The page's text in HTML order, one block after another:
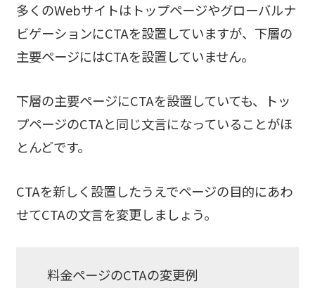
多くのWebサイトはトップページやグローバルナ
ビゲーションにCTAを設置していますが、下層の
主要ページにはCTAを設置していません。
下層の主要ページにCTAを設置していても、トッ
プページのCTAと同じ文言になっていることがほ
とんどです。
CTAを新しく設置したうえでページの目的にあわ
せてCTAの文言を変更しましょう。
料金ページのCTAの変更例